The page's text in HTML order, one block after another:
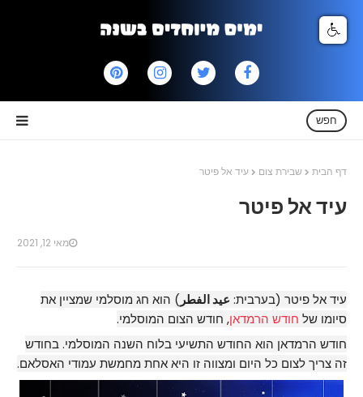
חפש
דף הבית שבירת צום עיד אל פיטר
עיד אל פיטר
מאי 12, 2021
עיד אל פיטר (בערבית: عيد الفطر) הוא חג מוסלמי שמציין את
סיומו של חודש הרמדאן, חודש הצום המוסלמי.
חודש הרמדאן הוא החודש התשיעי בלוח השנה המוסלמי. בחודש
זה צריך לצום כל היום ומצווה זו היא אחת מחמשת עמודי האסלאם.